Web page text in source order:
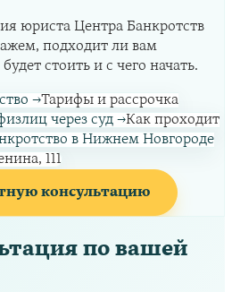
юриста Центра Банкротств
подходит ли вам
стоить и с чего начать.
→Тарифы и рассрочка
через суд →Как проходит
в Нижнем Новгороде
111
консультацию
по вашей